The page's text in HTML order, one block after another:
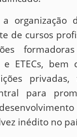
organização
de cursos
e ETECs,
privadas,
para
inédito no